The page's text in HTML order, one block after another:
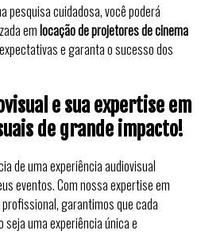
pesquisa cuidadosa, você poderá
emlocação de projetores de cinema
e garanta o sucesso dos
e sua expertise em
de grande impacto!
de uma experiência audiovisual
eventos. Com nossa expertise em
garantimos que cada
uma experiência única e